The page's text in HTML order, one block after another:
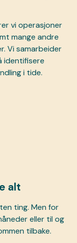
vi operasjoner
mange andre
Vi samarbeider
identifisere
i tide.
alt
ting. Men for
eller til og
tilbake.